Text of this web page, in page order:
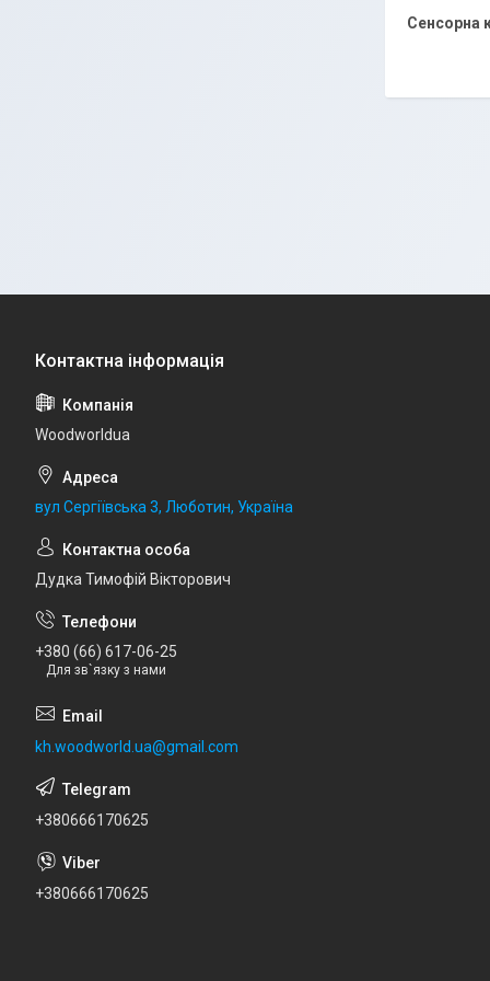
Сенсорна
Woodworldua
вул Сергіївська 3, Люботин, Україна
Дудка Тимофій Вікторович
+380 (66) 617-06-25
Для зв`язку з нами
kh.woodworld.ua@gmail.com
+380666170625
+380666170625